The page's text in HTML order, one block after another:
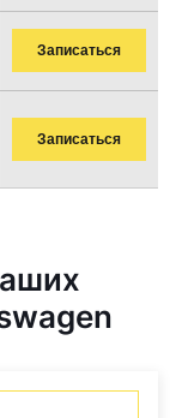
Записаться
Записаться